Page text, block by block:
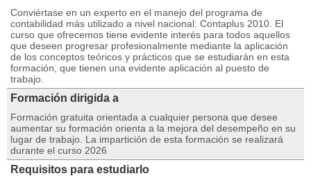
Conviértase en un experto en el manejo del programa de
contabilidad más utilizado a nivel nacional: Contaplus 2010. El
curso que ofrecemos tiene evidente interés para todos aquellos
que deseen progresar profesionalmente mediante la aplicación
de los conceptos teóricos y prácticos que se estudiarán en esta
formación, que tienen una evidente aplicación al puesto de
trabajo.
Formación dirigida a
Formación gratuita orientada a cualquier persona que desee
aumentar su formación orienta a la mejora del desempeño en su
lugar de trabajo. La impartición de esta formación se realizará
durante el curso 2026
Requisitos para estudiarlo